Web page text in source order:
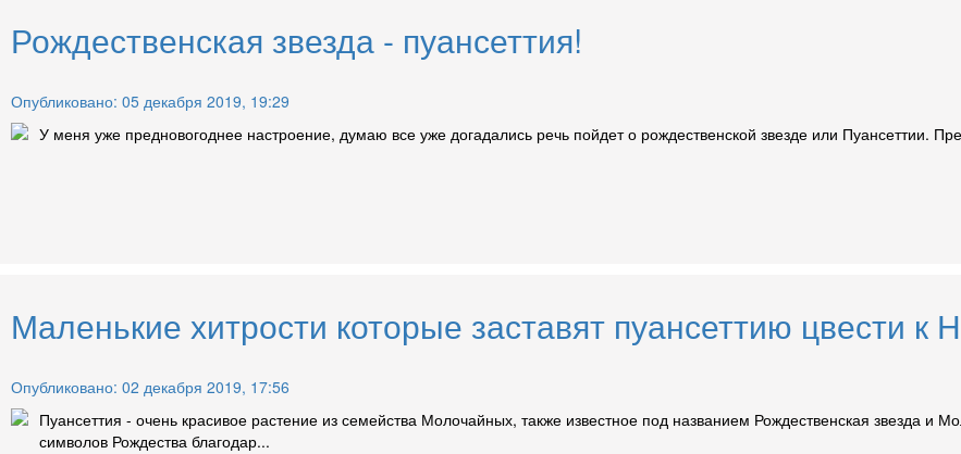
Рождественская звезда - пуансеттия!
Опубликовано: 05 декабря 2019, 19:29
У меня уже предновогоднее настроение, думаю все уже догадались речь пойдет о рождественской звезде или Пуансеттии.
Маленькие хитрости которые заставят пуансеттию цвести к
Опубликовано: 02 декабря 2019, 17:56
Пуансеттия - очень красивое растение из семейства Молочайных, также известное под названием Рождественская звезда и
символов Рождества благодар...